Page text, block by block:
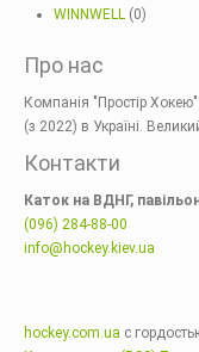
WINNWELL (0)
Про нас
Компанія "Простір
(з 2022) в Україні.
Контакти
Каток на ВДНГ,
(096) 284-88-00
info@hockey.kiev.ua
hockey.com.ua с